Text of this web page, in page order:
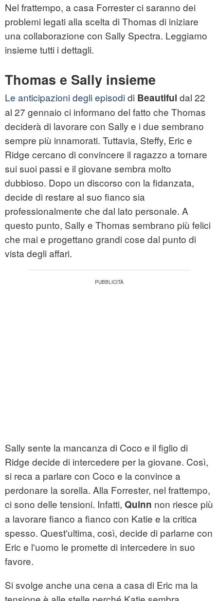
Nel frattempo, a casa Forrester ci saranno dei
problemi legati alla scelta di Thomas di iniziare
una collaborazione con Sally Spectra. Leggiamo
insieme tutti i dettagli.
Thomas e Sally insieme
Le anticipazioni degli episodidi Beautiful dal 22
al 27 gennaio ci informano del fatto che Thomas
deciderà di lavorare con Sally e i due sembrano
sempre più innamorati. Tuttavia, Steffy, Eric e
Ridge cercano di convincere il ragazzo a tornare
sui suoi passi e il giovane sembra molto
dubbioso. Dopo un discorso con la fidanzata,
decide di restare al suo fianco sia
professionalmente che dal lato personale. A
questo punto, Sally e Thomas sembrano più felici
che mai e progettano grandi cose dal punto di
vista degli affari.
Sally sente la mancanza di Coco e il figlio di
Ridge decide di intercedere per la giovane. Così,
si reca a parlare con Coco e la convince a
perdonare la sorella. Alla Forrester, nel frattempo,
ci sono delle tensioni. Infatti, Quinn non riesce più
a lavorare fianco a fianco con Katie e la critica
spesso. Quest'ultima, così, decide di parlarne con
Eric e l'uomo le promette di intercedere in suo
favore.
Si svolge anche una cena a casa di Eric ma la